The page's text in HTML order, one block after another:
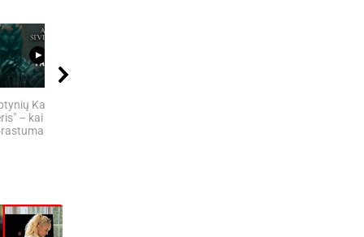
12:32
Karalysčių
– kai
nugali